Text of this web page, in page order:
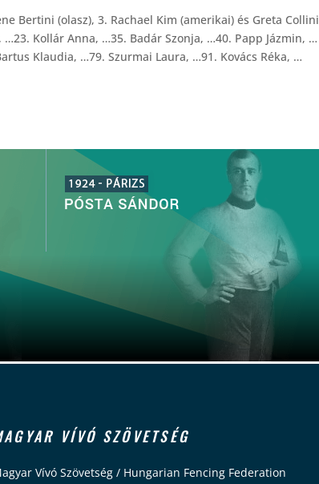
Bertini (olasz), 3. Rachael Kim (amerikai) és Greta Collini
Kollár Anna, …35. Badár Szonja, …40. Papp Jázmin, …
Klaudia, …79. Szurmai Laura, …91. Kovács Réka, …
VÍVÓ SZÖVETSÉG
Vívó Szövetség / Hungarian Fencing Federation